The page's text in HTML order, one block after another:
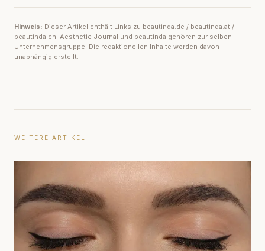
Hinweis: Dieser Artikel enthält Links zu beautinda.de / beautinda.at /
beautinda.ch. Aesthetic Journal und beautinda gehören zur selben
Unternehmensgruppe. Die redaktionellen Inhalte werden davon
unabhängig erstellt.
WEITERE ARTIKEL